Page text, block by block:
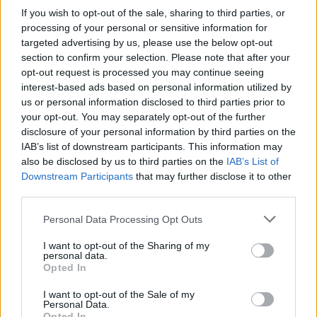
If you wish to opt-out of the sale, sharing to third parties, or
processing of your personal or sensitive information for
targeted advertising by us, please use the below opt-out
section to confirm your selection. Please note that after your
opt-out request is processed you may continue seeing
interest-based ads based on personal information utilized by
us or personal information disclosed to third parties prior to
your opt-out. You may separately opt-out of the further
disclosure of your personal information by third parties on the
IAB’s list of downstream participants. This information may
also be disclosed by us to third parties on the IAB’s List of
Downstream Participants that may further disclose it to other
Personal Data Processing Opt Outs
I want to opt-out of the Sharing of my
personal data.
Opted In
I want to opt-out of the Sale of my
Personal Data.
Úterní válka v ulicích Prahy objektivem EkoListu
28.9.2000 14:50 | PRAHA (EkoList)
Se zpožděním vám nabízíme fotografie z úterý 26. září, kdy se
demonstranti, mezi nimiž převládali zahraniční anarchisté a mladí
komunisté, pokusili zaútočit na Kongresové centrum, kde právě
probíhal zahajovací ceremoniál Výročního zasedáníSvětové banky
(SB)a Mezinárodního měnového fondu (MMF). Demonstranti se
rozdělili na dva velké proudy, z nichž jeden skončil na Nuselském
mostě a druhý se vydal přes Karlovo náměstí pod Vyšehrad. V
Lumírově ulici pak agresivní a rozvášněný dav zaútočil dlažebními
kostkami, kamením, cihlami a zápalnými lahvemi na policisty, kteří
se jim v přístupu ke Kongresovému centru snažili zabránit. Pouliční
bitky pokračovaly ještě ve večerních hodinách, kdy profesionální
restauraceMcDonaldsna Václavském náměstí a rozbily výlohy
prodejnyMercedes-Benzna Vinohradské třídě a několika poboček
v centru Prahy. Klid v ulicích se policistům podařilo obnovit až
kolem půlnoci.
Reportér EkoListu surově zbit skinheady